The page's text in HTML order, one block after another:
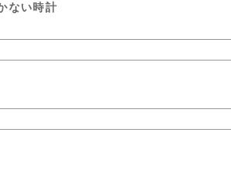
ない時計